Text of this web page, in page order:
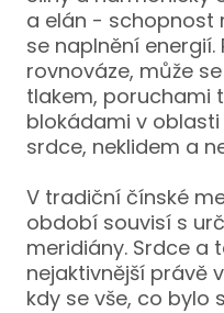
a elán - schopnost
se naplnění
rovnováze, může
tlakem, poruchami
blokádami v
srdce, neklidem a
V tradiční čínské
období souvisí s
meridiány. Srdce a
nejaktivnější právě
kdy se vše, co bylo